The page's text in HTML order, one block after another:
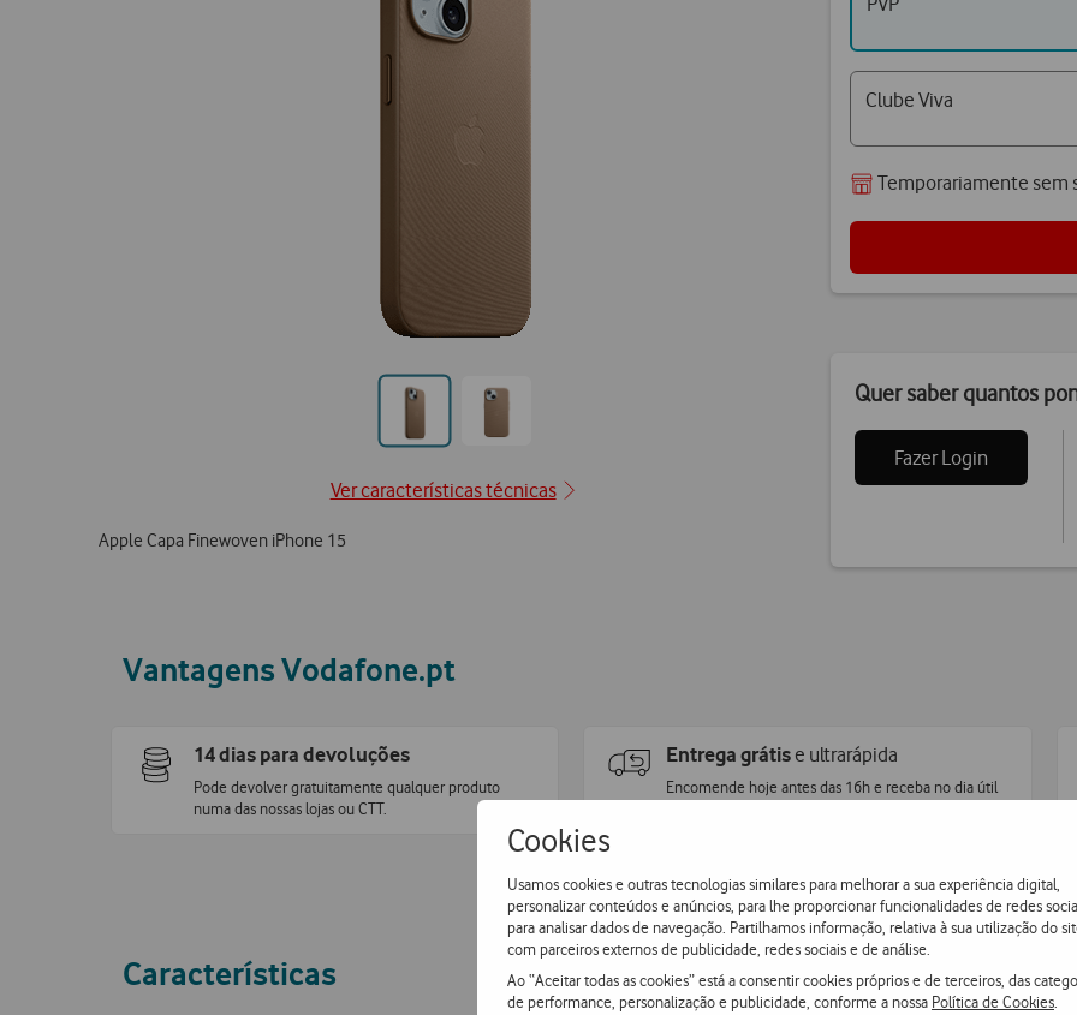
Cookies
Usamos cookies e outras tecnologias similares para melhorar a sua experiência digital,
personalizar conteúdos e anúncios, para lhe proporcionar funcionalidades de redes
para analisar dados de navegação. Partilhamos informação, relativa à sua utilização do
com parceiros externos de publicidade, redes sociais e de análise.
Ao “Aceitar todas as cookies” está a consentir cookies próprios e de terceiros, das
de performance, personalização e publicidade, conforme a nossa Política de Cookies
para
posição0posição1
Ver características técnicas
Apple Capa Finewoven iPhone 15
Clube Viva
Temporariamente sem
Quer saber quantos
Fazer Login
Vantagens Vodafone.pt
14 dias para devoluções
Pode devolver gratuitamente qualquer produto
numa das nossas lojas ou CTT.
Entrega grátis e ultrarápida
Encomende hoje antes das 16h e receba no dia útil
Características